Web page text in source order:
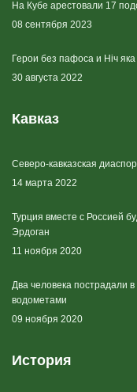
На Кубе арестовали 17
08 сентября 2023
Герои без пафоса и Ніч яка
30 августа 2022
Кавказ
Северо-кавказская
14 марта 2022
Турция вместе с Россией
Эрдоган
11 ноября 2020
Два человека пострадали
водометами
09 ноября 2020
История